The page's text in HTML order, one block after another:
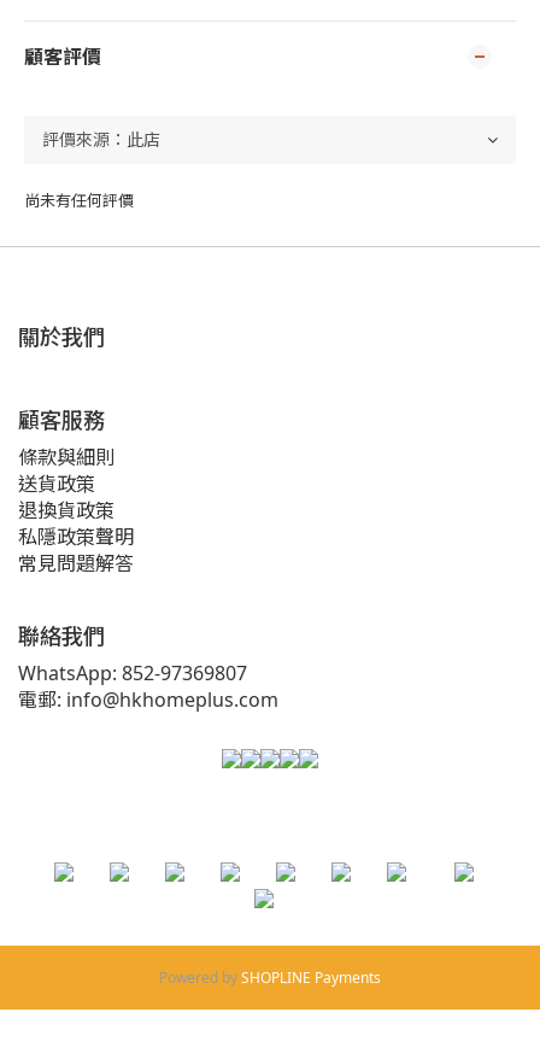
顧客評價
尚未有任何評價
關於我們
顧客服務
條款與細則
送貨政策
退換貨政策
私隱政策聲明
常見問題解答
聯絡我們
WhatsApp: 852-97369807
電郵: info@hkhomeplus.com
Powered bySHOPLINE Payments